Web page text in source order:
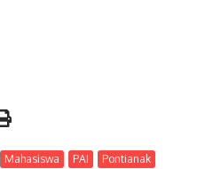
Mahasiswa PAI Pontianak